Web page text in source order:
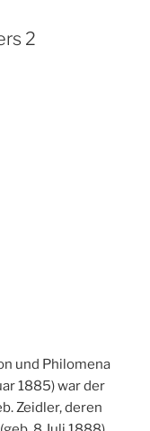
2
und Philomena
1885) war der
Zeidler, deren